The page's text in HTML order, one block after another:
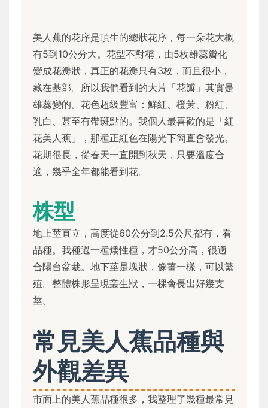
美人蕉的花序是頂生的總狀花序，每一朵花大概
有5到10公分大。花型不對稱，由5枚雄蕊瓣化
變成花瓣狀，真正的花瓣只有3枚，而且很小，
藏在基部。所以我們看到的大片「花瓣」其實是
雄蕊變的。花色超級豐富：鮮紅、橙黃、粉紅、
乳白、甚至有帶斑點的。我個人最喜歡的是「紅
花美人蕉」，那種正紅色在陽光下簡直會發光。
花期很長，從春天一直開到秋天，只要溫度合
適，幾乎全年都能看到花。
株型
地上莖直立，高度從60公分到2.5公尺都有，看
品種。我種過一種矮性種，才50公分高，很適
合陽台盆栽。地下莖是塊狀，像薑一樣，可以繁
殖。整體株形呈現叢生狀，一棵會長出好幾支
莖。
常見美人蕉品種與
外觀差異
市面上的美人蕉品種很多，我整理了幾種最常見